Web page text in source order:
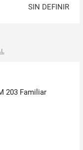
SIN DEFINIR
203 Familiar